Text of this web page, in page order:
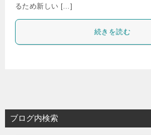
るため新しい […]
続きを読む
ブログ内検索